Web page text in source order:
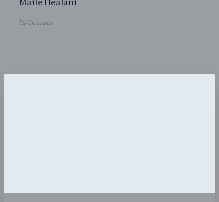
Maile Healani
56 Courses